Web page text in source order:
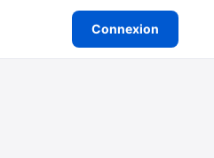
Connexion